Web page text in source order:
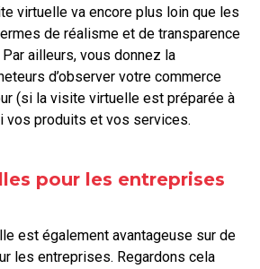
virtuelle va encore plus loin que les
de réalisme et de transparence
ailleurs, vous donnez la
d’observer votre commerce
(si la visite virtuelle est préparée à
vos produits et vos services.
pour les entreprises
est également avantageuse sur de
les entreprises. Regardons cela